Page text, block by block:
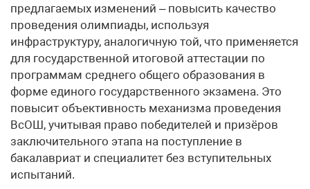
предлагаемых изменений – повысить качество
проведения олимпиады, используя
инфраструктуру, аналогичную той, что применяется
для государственной итоговой аттестации по
программам среднего общего образования в
форме единого государственного экзамена. Это
повысит объективность механизма проведения
ВсОШ, учитывая право победителей и призёров
заключительного этапа на поступление в
бакалавриат и специалитет без вступительных
испытаний.